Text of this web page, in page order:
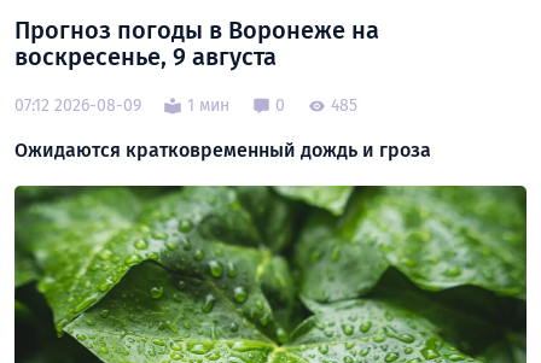
Прогноз погоды в Воронеже на
воскресенье, 9 августа
07:12 2026-08-09 1 мин 0 485
Ожидаются кратковременный дождь и гроза